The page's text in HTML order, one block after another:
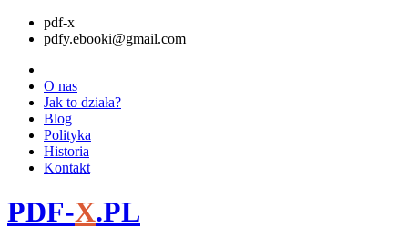
pdf-x
pdfy.ebooki@gmail.com
O nas
Jak to działa?
Blog
Polityka
Historia
Kontakt
PDF-X.PL